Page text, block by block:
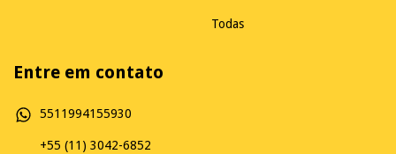
Todas
Entre em contato
5511994155930
+55 (11) 3042-6852